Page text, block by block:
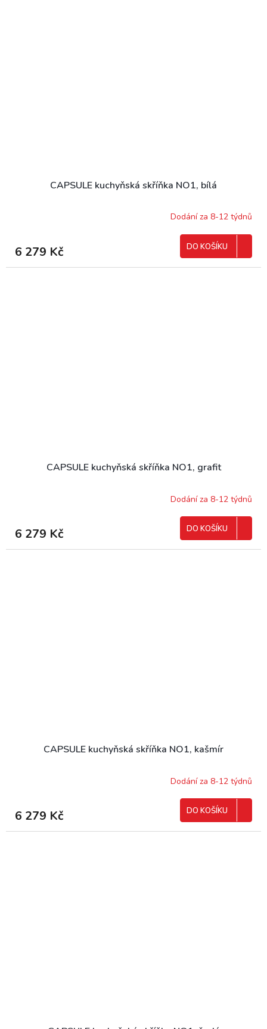
CAPSULE kuchyňská skříňka NO1, bílá
Dodání za 8-12 týdnů
6 279 Kč DO KOŠÍKU
CAPSULE kuchyňská skříňka NO1, grafit
Dodání za 8-12 týdnů
6 279 Kč DO KOŠÍKU
CAPSULE kuchyňská skříňka NO1, kašmír
Dodání za 8-12 týdnů
6 279 Kč DO KOŠÍKU